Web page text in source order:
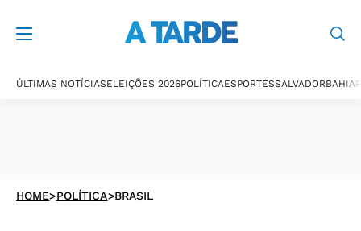
ÚLTIMAS NOTÍCIASELEIÇÕES 2026POLÍTICAESPORTESSALVADORBAHIA
HOME>POLÍTICA>BRASIL